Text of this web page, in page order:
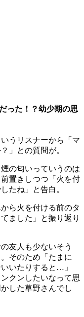
った！？幼少期の思
うリスナーから「マ
」との質問が。
の匂いっていうのは
置きしつつ「火を付
たね」と告白。
ら火を付ける前のタ
ました」と振り返り
友人も少ないそう
そのため「たまに
いたりすると…」
クンしたいなって思
した草野さんでし